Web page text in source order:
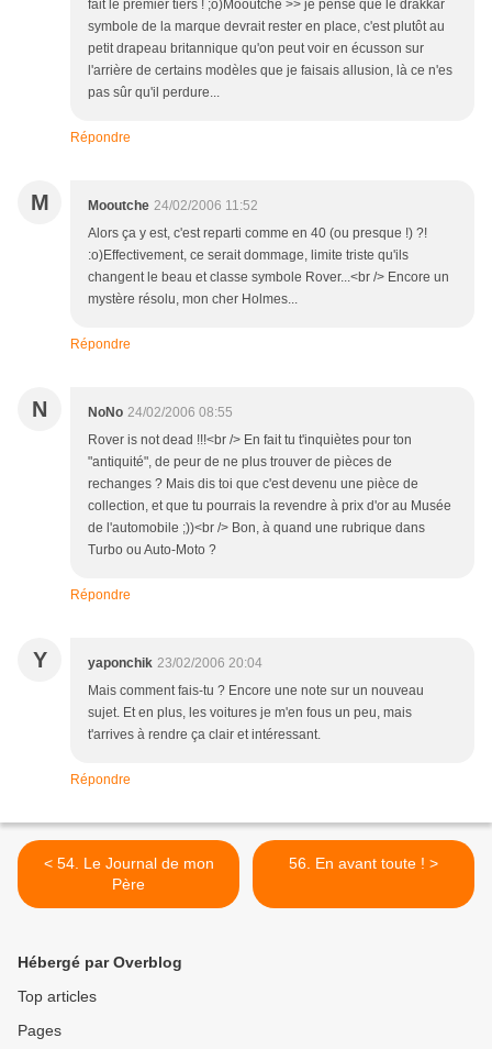
fait le premier tiers ! ;o)Mooutche >> je pense que le drakkar
symbole de la marque devrait rester en place, c'est plutôt au
petit drapeau britannique qu'on peut voir en écusson sur
l'arrière de certains modèles que je faisais allusion, là ce n'es
pas sûr qu'il perdure...
Répondre
M Mooutche 24/02/2006 11:52
Alors ça y est, c'est reparti comme en 40 (ou presque !) ?!
:o)Effectivement, ce serait dommage, limite triste qu'ils
changent le beau et classe symbole Rover...<br /> Encore un
mystère résolu, mon cher Holmes...
Répondre
N NoNo 24/02/2006 08:55
Rover is not dead !!!<br /> En fait tu t'inquiètes pour ton
"antiquité", de peur de ne plus trouver de pièces de
rechanges ? Mais dis toi que c'est devenu une pièce de
collection, et que tu pourrais la revendre à prix d'or au Musée
de l'automobile ;))<br /> Bon, à quand une rubrique dans
Turbo ou Auto-Moto ?
Répondre
Y yaponchik 23/02/2006 20:04
Mais comment fais-tu ? Encore une note sur un nouveau
sujet. Et en plus, les voitures je m'en fous un peu, mais
t'arrives à rendre ça clair et intéressant.
Répondre
< 54. Le Journal de mon
Père
56. En avant toute ! >
Hébergé par Overblog
Top articles
Pages